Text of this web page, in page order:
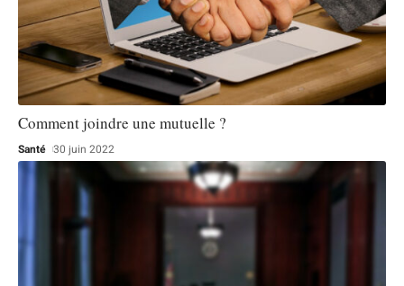
Comment joindre une mutuelle ?
Santé 30 juin 2022